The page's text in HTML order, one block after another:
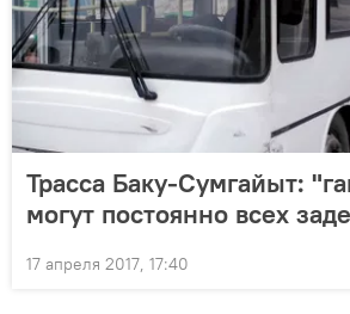
Трасса Баку-Сумгайыт:
могут постоянно всех
17 апреля 2017, 17:40